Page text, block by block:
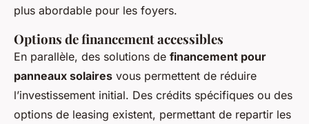
plus abordable pour les foyers.
Options de financement accessibles
En parallèle, des solutions de financement pour
panneaux solaires vous permettent de réduire
l’investissement initial. Des crédits spécifiques ou des
options de leasing existent, permettant de repartir les